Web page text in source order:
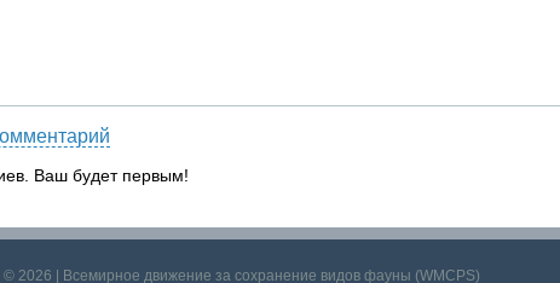
Ваш будет первым!
© 2026 | Всемирное движение за сохранение видов фауны (WMCPS)